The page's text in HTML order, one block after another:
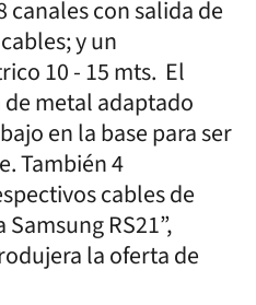
canales con salida de
y un
10 - 15 mts. El
metal adaptado
en la base para ser
También 4
cables de
RS21”,
la oferta de